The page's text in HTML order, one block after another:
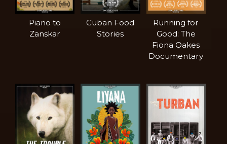
Piano to
Zanskar
Cuban Food
Stories
Running for
Good: The
Fiona Oakes
Documentary